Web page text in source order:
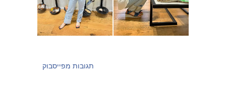
תגובות מפייסבוק